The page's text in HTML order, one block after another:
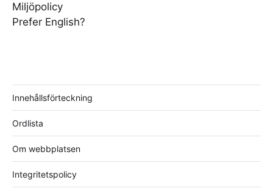
Miljöpolicy
Prefer English?
Innehållsförteckning
Ordlista
Om webbplatsen
Integritetspolicy